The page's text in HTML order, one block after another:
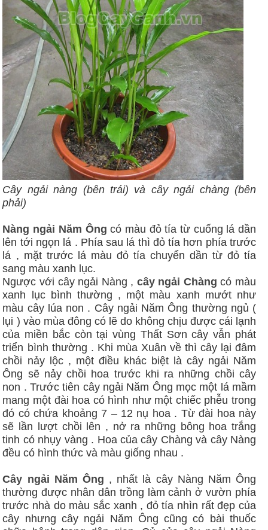
Cây ngải nàng (bên trái) và cây ngải chàng (bên
phải)
Nàng ngải Năm Ông có màu đỏ tía từ cuống lá dần
lên tới ngọn lá . Phía sau lá thì đỏ tía hơn phía trước
lá , mặt trước lá màu đỏ tía chuyển dần từ đỏ tía
sang màu xanh lục.
Ngược với cây ngải Nàng , cây ngải Chàng có màu
xanh lục bình thường , một màu xanh mướt như
màu cây lúa non . Cây ngải Năm Ông thường ngủ (
lụi ) vào mùa đông có lẽ do không chịu được cái lạnh
của miền bắc còn tại vùng Thất Sơn cây vẫn phát
triển bình thường . Khi mùa Xuân về thì cây lại đâm
chồi nảy lộc , một điều khác biệt là cây ngải Năm
Ông sẽ nảy chồi hoa trước khi ra những chồi cây
non . Trước tiên cây ngải Năm Ông mọc một lá mầm
mang một đài hoa có hình như một chiếc phễu trong
đó có chứa khoảng 7 – 12 nụ hoa . Từ đài hoa này
sẽ lần lượt chồi lên , nở ra những bông hoa trắng
tinh có nhụy vàng . Hoa của cây Chàng và cây Nàng
đều có hình thức và màu giống nhau .
Cây ngải Năm Ông , nhất là cây Nàng Năm Ông
thường được nhân dân trồng làm cảnh ở vườn phía
trước nhà do màu sắc xanh , đỏ tía nhìn rất đẹp của
cây nhưng cây ngải Năm Ông cũng có bài thuốc